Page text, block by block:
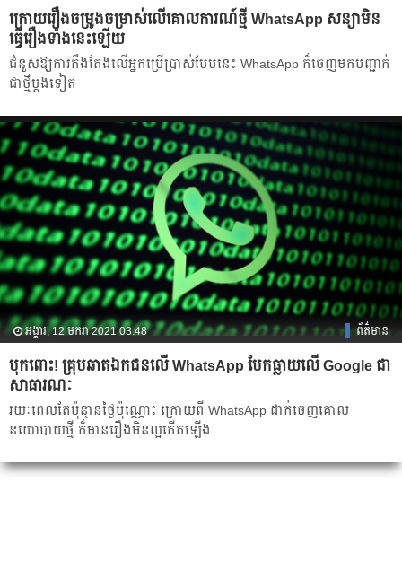
ក្រោយរឿងចម្រូងចម្រាស់លើគោលការណ៍ថ្មី WhatsApp សន្យាមិន
ធ្វើរឿងទាំងនេះឡើយ
ជំនួសឱ្យការតឹងតែងលើអ្នកប្រើប្រាស់បែបនេះ WhatsApp ក៏ចេញមកបញ្ជាក់
ជាថ្មីម្ដងទៀត
អង្គារ, 12 មករា 2021 03:48 ព័ត៌មាន
បុកពោះ! គ្រុបឆាតឯកជនលើ WhatsApp បែកធ្លាយលើ Google ជា
សាធារណៈ
រយៈពេលតែប៉ុន្មានថ្ងៃប៉ុណ្ណោះ ក្រោយពី WhatsApp ដាក់ចេញគោល
នយោបាយថ្មី ក៏មានរឿងមិនល្អកើតឡើង